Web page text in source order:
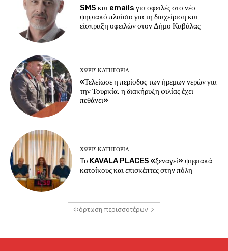
SMS και emails για οφειλές στο νέο
ψηφιακό πλαίσιο για τη διαχείριση και
είσπραξη οφειλών στον Δήμο Καβάλας
ΧΩΡΊΣ ΚΑΤΗΓΟΡΊΑ
«Τελείωσε η περίοδος των ήρεμων νερών για
την Τουρκία, η διακήρυξη φιλίας έχει
πεθάνει»
ΧΩΡΊΣ ΚΑΤΗΓΟΡΊΑ
Το KAVALA PLACES «ξεναγεί» ψηφιακά
κατοίκους και επισκέπτες στην πόλη
Φόρτωση περισσοτέρων